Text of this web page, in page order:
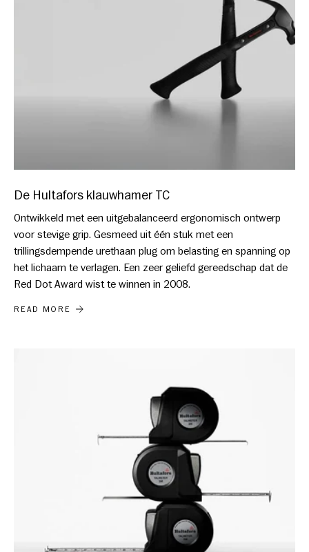
De Hultafors klauwhamer TC
Ontwikkeld met een uitgebalanceerd ergonomisch ontwerp
voor stevige grip. Gesmeed uit één stuk met een
trillingsdempende urethaan plug om belasting en spanning op
het lichaam te verlagen. Een zeer geliefd gereedschap dat de
Red Dot Award wist te winnen in 2008.
DE HULTAFORS KLAUWHAMER TC
READ MORE